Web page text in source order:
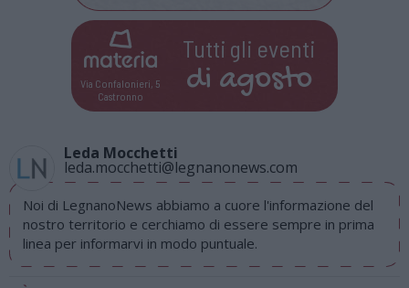
Via Confalonieri, 5
Castronno
Tutti gli eventi
di agosto
Leda Mocchetti
leda.mocchetti@legnanonews.com
Noi di LegnanoNews abbiamo a cuore l'informazione del
nostro territorio e cerchiamo di essere sempre in prima
linea per informarvi in modo puntuale.